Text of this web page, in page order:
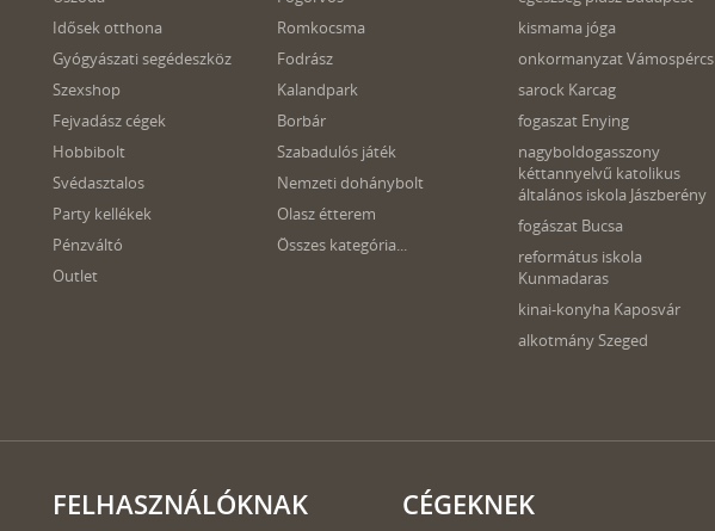
Idősek otthona
Gyógyászati segédeszköz
Szexshop
Fejvadász cégek
Hobbibolt
Svédasztalos
Party kellékek
Pénzváltó
Outlet
Romkocsma
Fodrász
Kalandpark
Borbár
Szabadulós játék
Nemzeti dohánybolt
Olasz étterem
Összes kategória...
kismama jóga
onkormanyzat Vámospércs
sarock Karcag
fogaszat Enying
nagyboldogasszony
kéttannyelvű katolikus
általános iskola Jászberény
fogászat Bucsa
református iskola
Kunmadaras
kinai-konyha Kaposvár
alkotmány Szeged
FELHASZNÁLÓKNAK CÉGEKNEK